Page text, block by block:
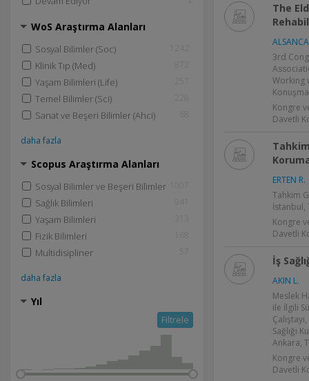
WoS Araştırma Alanları
Sosyal Bilimler (Soc)
Klinik Tıp (Med)
Yaşam Bilimleri (Life)
Temel Bilimler (Sci)
Sanat ve Beşeri Bilimler (Ahci)
daha fazla
Scopus Araştırma Alanları
Sosyal Bilimler ve Beşeri Bilimler
Sağlık Bilimleri
Yaşam Bilimleri
Fizik Bilimleri
Multidisipliner
daha fazla
Yıl
Filtrele
The
3rd
Working
Kongre
Davetli
ERTEN R.
Tahkim
İstanbul,
Kongre
Davetli
İş
AKIN L.
Meslek
ile İlgili
Sağlığı
Ankara,
Kongre
Davetli